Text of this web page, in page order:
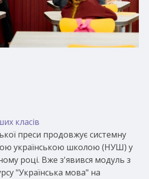
класів
преси продовжує системну
українською школою (НУШ) у
році. Вже з'явився модуль з
"Українська мова" на